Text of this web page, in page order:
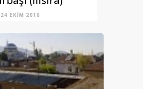
24 EKIM 2016